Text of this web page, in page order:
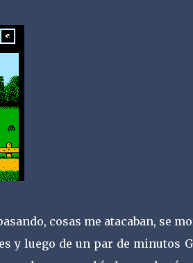
cosas me atacaban, se
y luego de un par de minutos